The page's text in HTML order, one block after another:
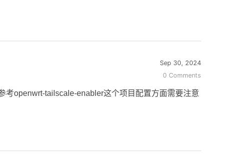
Sep 30, 2024
0 Comments
openwrt-tailscale-enabler这个项目配置方面需要注意